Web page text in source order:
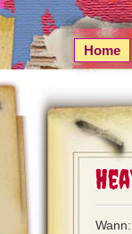
Home